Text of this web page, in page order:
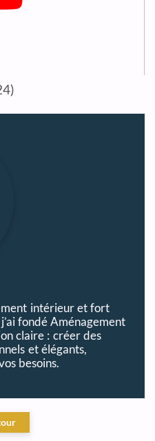
intérieur et fort
fondé Aménagement
claire : créer des
et élégants,
besoins.